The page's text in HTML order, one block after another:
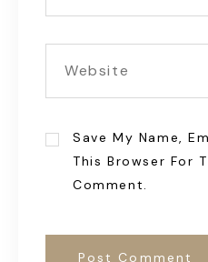
Save My Name,
This Browser For
Comment.